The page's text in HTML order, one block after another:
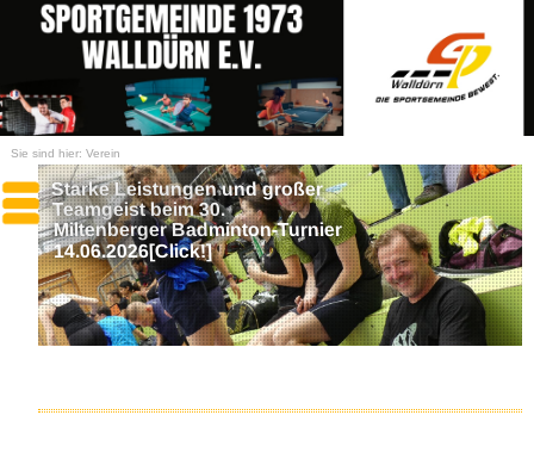
Sie sind hier: Verein
Starke Leistungen und großer
Teamgeist beim 30.
Miltenberger Badminton-Turnier
14.06.2026[Click!]